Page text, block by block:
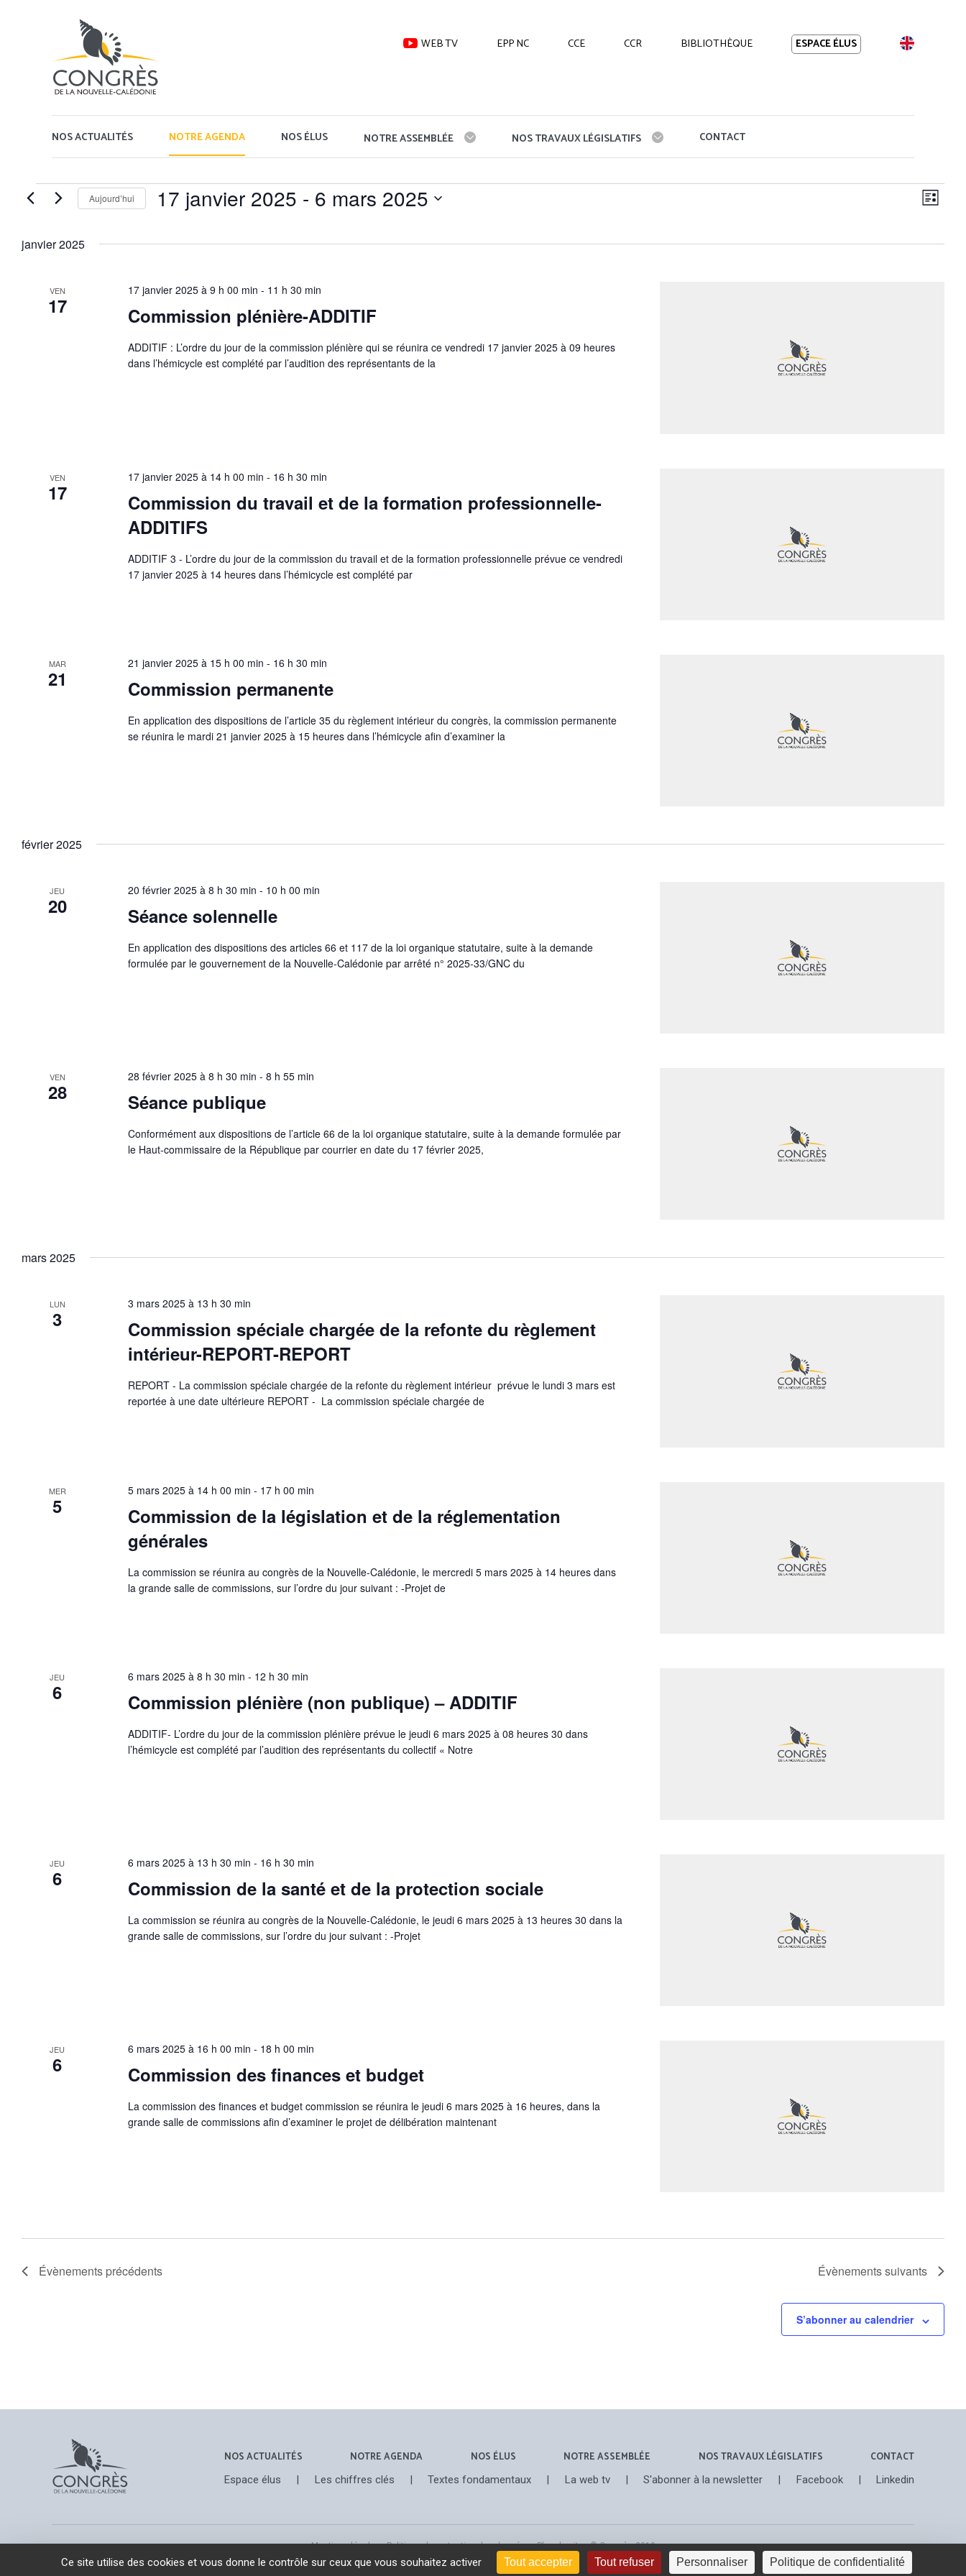
WEB TV EPP NC CCE CCR BIBLIOTHÈQUE ESPACE ÉLUS EN
NOS ACTUALITÉS NOTRE AGENDA NOS ÉLUS NOTRE ASSEMBLÉE NOS TRAVAUX LÉGISLATIFS CONTACT
Évènements
de
Liste
Aujourd’hui 17 janvier 2025 - 6 mars 2025
janvier 2025
VEN
17 Commission plénière-ADDITIF
17 janvier 2025 à 9 h 00 min - 11 h 30 min
ADDITIF : L’ordre du jour de la commission plénière qui se réunira ce vendredi 17 janvier 2025 à 09 heures
dans l’hémicycle est complété par l’audition des représentants de la
VEN
17
Commission du travail et de la formation professionnelle-
ADDITIFS
17 janvier 2025 à 14 h 00 min - 16 h 30 min
ADDITIF 3 - L’ordre du jour de la commission du travail et de la formation professionnelle prévue ce vendredi
17 janvier 2025 à 14 heures dans l’hémicycle est complété par
MAR
21 Commission permanente
21 janvier 2025 à 15 h 00 min - 16 h 30 min
En application des dispositions de l’article 35 du règlement intérieur du congrès, la commission permanente
se réunira le mardi 21 janvier 2025 à 15 heures dans l’hémicycle afin d’examiner la
février 2025
JEU
20 Séance solennelle
20 février 2025 à 8 h 30 min - 10 h 00 min
En application des dispositions des articles 66 et 117 de la loi organique statutaire, suite à la demande
formulée par le gouvernement de la Nouvelle-Calédonie par arrêté n° 2025-33/GNC du
VEN
28 Séance publique
28 février 2025 à 8 h 30 min - 8 h 55 min
Conformément aux dispositions de l’article 66 de la loi organique statutaire, suite à la demande formulée par
le Haut-commissaire de la République par courrier en date du 17 février 2025,
mars 2025
LUN
3
Commission spéciale chargée de la refonte du règlement
intérieur-REPORT-REPORT
3 mars 2025 à 13 h 30 min
REPORT - La commission spéciale chargée de la refonte du règlement intérieur prévue le lundi 3 mars est
reportée à une date ultérieure REPORT - La commission spéciale chargée de
MER
5
Commission de la législation et de la réglementation
générales
5 mars 2025 à 14 h 00 min - 17 h 00 min
La commission se réunira au congrès de la Nouvelle-Calédonie, le mercredi 5 mars 2025 à 14 heures dans
la grande salle de commissions, sur l’ordre du jour suivant : -Projet de
JEU
6 Commission plénière (non publique) – ADDITIF
6 mars 2025 à 8 h 30 min - 12 h 30 min
ADDITIF- L’ordre du jour de la commission plénière prévue le jeudi 6 mars 2025 à 08 heures 30 dans
l’hémicycle est complété par l’audition des représentants du collectif « Notre
JEU
6 Commission de la santé et de la protection sociale
6 mars 2025 à 13 h 30 min - 16 h 30 min
La commission se réunira au congrès de la Nouvelle-Calédonie, le jeudi 6 mars 2025 à 13 heures 30 dans la
grande salle de commissions, sur l’ordre du jour suivant : -Projet
JEU
6 Commission des finances et budget
6 mars 2025 à 16 h 00 min - 18 h 00 min
La commission des finances et budget commission se réunira le jeudi 6 mars 2025 à 16 heures, dans la
grande salle de commissions afin d’examiner le projet de délibération maintenant
Évènements précédents Évènementssuivants
S’abonner au calendrier
NOS ACTUALITÉS NOTRE AGENDA NOS ÉLUS NOTRE ASSEMBLÉE NOS TRAVAUX LÉGISLATIFS CONTACT
Espace élus Les chiffres clés Textes fondamentaux La web tv S'abonner à la newsletter Facebook Linkedin
Mentions légales-Politique de protection des données-Plan du site- © Congrès 2019
Ce site utilise des cookies et vous donne le contrôle sur ceux que vous souhaitez activer Tout accepter Tout refuser Personnaliser Politique de confidentialité